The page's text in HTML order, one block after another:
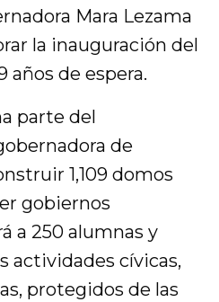
Mara Lezama
la inauguración del
años de espera.
parte del
de
1,109 domos
gobiernos
a 250 alumnas y
actividades cívicas,
protegidos de las